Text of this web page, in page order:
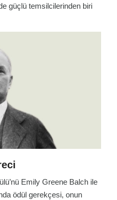
güçlü temsilcilerinden biri
Emily Greene Balch ile
ödül gerekçesi, onun